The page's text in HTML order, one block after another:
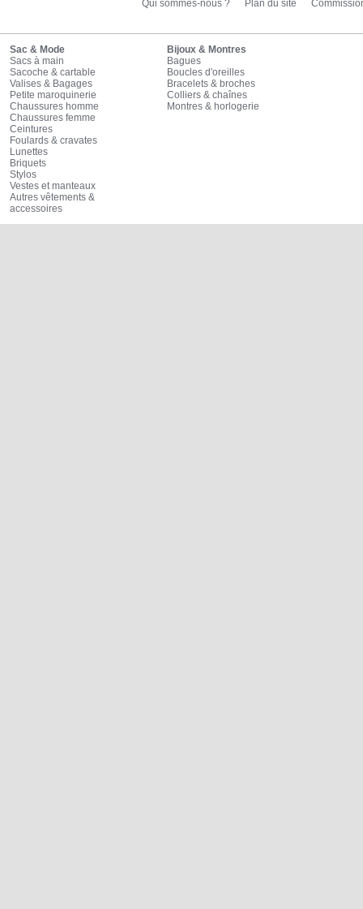
Qui sommes-nous ? Plan du site
Sac & Mode
Sacs à main
Sacoche & cartable
Valises & Bagages
Petite maroquinerie
Chaussures homme
Chaussures femme
Ceintures
Foulards & cravates
Lunettes
Briquets
Stylos
Vestes et manteaux
Autres vêtements &
accessoires
Bijoux & Montres
Bagues
Boucles d'oreilles
Bracelets & broches
Colliers & chaînes
Montres & horlogerie